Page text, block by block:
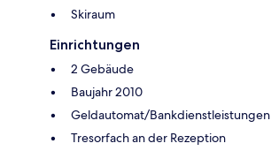
Skiraum
Einrichtungen
2 Gebäude
Baujahr 2010
Geldautomat/Bankdienstleistungen
Tresorfach an der Rezeption